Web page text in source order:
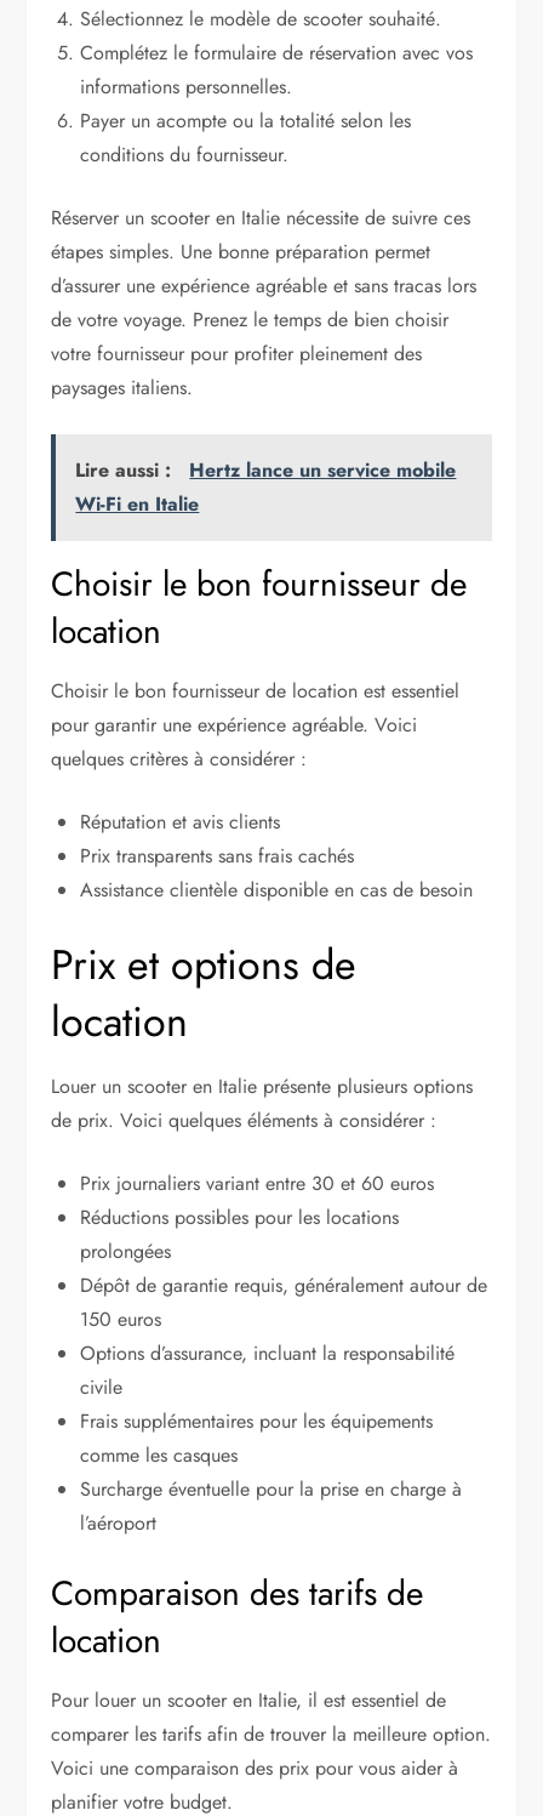
Sélectionnez le modèle de scooter souhaité.
Complétez le formulaire de réservation avec vos
informations personnelles.
Payer un acompte ou la totalité selon les
conditions du fournisseur.
Réserver un scooter en Italie nécessite de suivre ces
étapes simples. Une bonne préparation permet
d’assurer une expérience agréable et sans tracas lors
de votre voyage. Prenez le temps de bien choisir
votre fournisseur pour profiter pleinement des
paysages italiens.
Lire aussi :
Hertz lance un service mobile
Wi-Fi en Italie
Choisir le bon fournisseur de
location
Choisir le bon fournisseur de location est essentiel
pour garantir une expérience agréable. Voici
quelques critères à considérer :
Réputation et avis clients
Prix transparents sans frais cachés
Assistance clientèle disponible en cas de besoin
Prix et options de
location
Louer un scooter en Italie présente plusieurs options
de prix. Voici quelques éléments à considérer :
Prix journaliers variant entre 30 et 60 euros
Réductions possibles pour les locations
prolongées
Dépôt de garantie requis, généralement autour de
150 euros
Options d’assurance, incluant la responsabilité
civile
Frais supplémentaires pour les équipements
comme les casques
Surcharge éventuelle pour la prise en charge à
l’aéroport
Comparaison des tarifs de
location
Pour louer un scooter en Italie, il est essentiel de
comparer les tarifs afin de trouver la meilleure option.
Voici une comparaison des prix pour vous aider à
planifier votre budget.